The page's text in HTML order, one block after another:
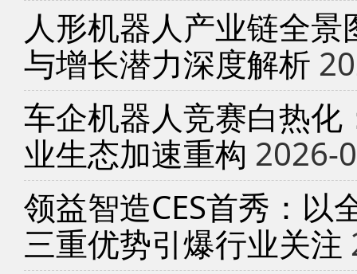
人形机器人产业链全
与增长潜力深度解析
车企机器人竞赛白热
业生态加速重构 2026-
领益智造CES首秀：以
三重优势引爆行业关注